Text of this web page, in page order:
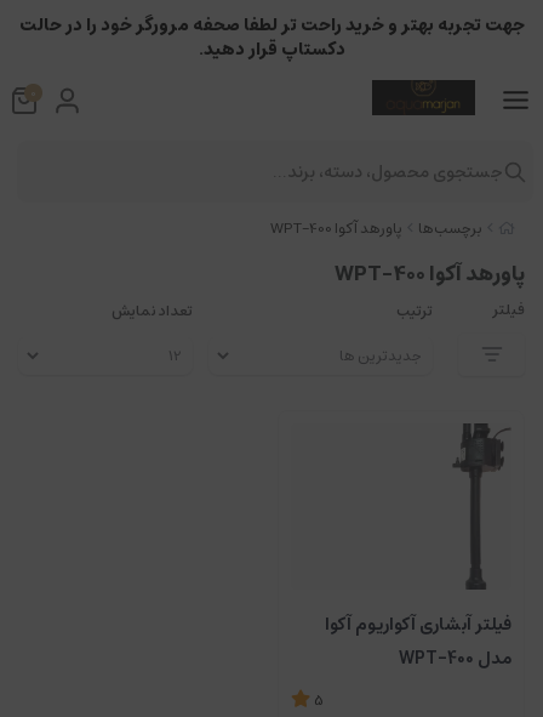
برچسب‌ها پاورهد آکوا WPT-400
پاورهد آکوا WPT-400
فیلتر ترتیب تعداد نمایش
فیلتر آبشاری آکواریوم آکوا
مدل WPT-400
5
جهت تجربه بهتر و خرید راحت تر لطفا صحفه مرورگر خود را در حالت
دکستاپ قرار دهید.
0
جستجوی محصول، دسته، برند...